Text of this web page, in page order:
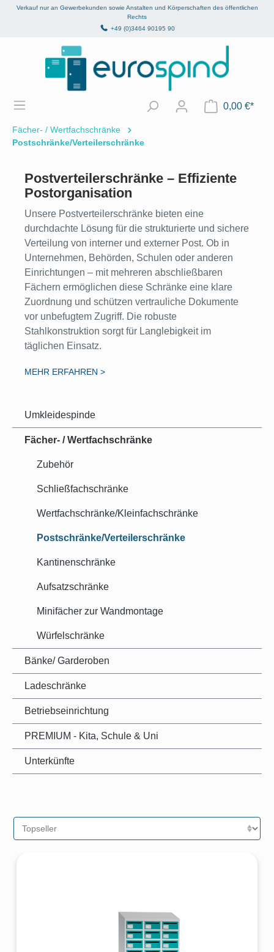
springen
Verkauf nur an Gewerbekunden sowie Anstalten und Körperschaften des öffentlichen
Rechts
+49 (0)3464 90195 90
0,00 €*
Fächer- / Wertfachschränke
Postschränke/Verteilerschränke
Postverteilerschränke – Effiziente
Postorganisation
Unsere Postverteilerschränke bieten eine
durchdachte Lösung für die strukturierte und sichere
Verteilung von interner und externer Post. Ob in
Unternehmen, Behörden, Schulen oder anderen
Einrichtungen – mit mehreren abschließbaren
Fächern ermöglichen diese Schränke eine klare
Zuordnung und schützen vertrauliche Dokumente
vor unbefugtem Zugriff. Die robuste
Stahlkonstruktion sorgt für Langlebigkeit im
täglichen Einsatz.
MEHR ERFAHREN >
Umkleidespinde
Fächer- / Wertfachschränke
Zubehör
Schließfachschränke
Wertfachschränke/Kleinfachschränke
Postschränke/Verteilerschränke
Kantinenschränke
Aufsatzschränke
Minifächer zur Wandmontage
Würfelschränke
Bänke/ Garderoben
Ladeschränke
Betriebseinrichtung
PREMIUM - Kita, Schule & Uni
Unterkünfte